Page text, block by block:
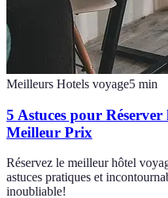
Meilleurs Hotels voyage5 min
5 Astuces pour
Meilleur Prix
Réservez le meilleur hôtel
astuces pratiques et
inoubliable!